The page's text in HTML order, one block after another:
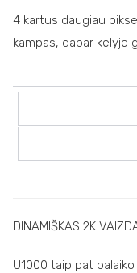
4 kartus daugiau
kampas, dabar kelyje
DINAMIŠKAS 2K
U1000 taip pat